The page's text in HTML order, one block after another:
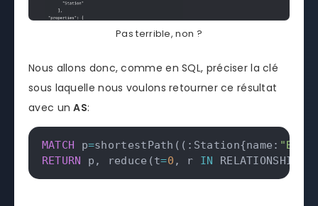
Pas terrible, non ?
Nous allons donc, comme en SQL, préciser la clé
sous laquelle nous voulons retourner ce résultat
avec unAS:
MATCH p=shortestPath ( ( :Station{name:
RETURN p , reduce (t=0 , r IN RELATIONSHIPS